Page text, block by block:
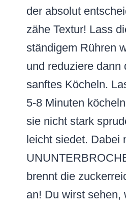
der absolut
zähe Textur! Lass
ständigem Rühren
und reduziere dann
sanftes Köcheln.
5-8 Minuten
sie nicht stark
leicht siedet. Dabei
brennt die
an! Du wirst sehen,